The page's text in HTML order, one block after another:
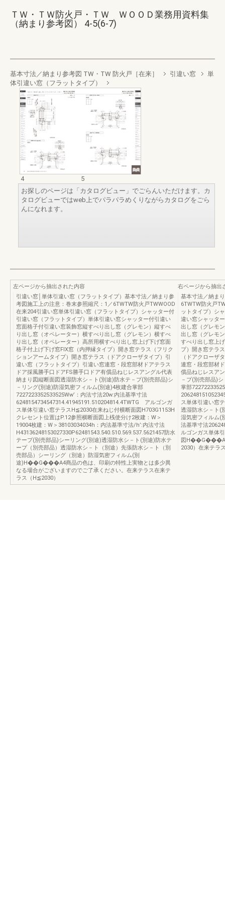
ＴＷ・ＴＷ防火戸・ＴＷ ＷＯＯＤ業務用資料集
（納まり参考図） 4-5(6-7)
基本寸法／納まり参考図 TW・TW 防火戸［在来］ 引違い窓
単
体引違い窓（フラットタイプ）
4
5
お探しのページは「カタログビュー」でごらんいただけます。カ
タログビューではweb上でパラパラめくりながらカタログをごら
んになれます。
左ページから抽出された内容
引違い窓│単体引違い窓（フラットタイプ）基本寸法／納まり参
考図施工上の注意：巻末参照縮尺：1／6TWTW防火戸TWWOOD
在来204引違い窓単体引違い窓（フラットタイプ）シャッター付
引違い窓（フラットタイプ）単体引違い窓シャッター付引違い
窓面格子付引違い窓装飾窓縦すべり出し窓（グレモン）縦すべ
り出し窓（オペレーター）横すべり出し窓（グレモン）横すべ
り出し窓（オペレーター）高所用横すべり出し窓上げ下げ窓面
格子付上げ下げ窓FIX窓（内押縁タイプ）開き窓テラス（フリク
ションアームタイプ）開き窓テラス（ドアクローザタイプ）引
違い窓（フラットタイプ）引違い窓連窓・段窓部材ドアテラス
ドア採風勝手口ドアFS勝手口ドア有償品ねじレスアングル代表
納まり図縦断面図透湿防水シ－ト(別途)防水テ－プ(別売部品)シ
－リング(別途)防湿気密フィルム(別途)4枚建合掌部
7227223352533525Ww’：内法寸法20w:内法基準寸法
6248154734547314.41945191.510204814.4TWTG アルゴンガ
ス単体引違い窓テラスH≦2030在来ねじ付横断面図H703G1153H
クレセント位置はP.12参照横断面図上桟使分け2枚建：W＞
19004枚建：W＞38103034034h：内法基準寸法/h’:内法寸法
H43136248153027330P62481543.540.510.569.537.5621457防水
テープ(別売部品)シーリング(別途)透湿防水シ－ト(別途)防水テ
ープ（別売部品）透湿防水シ－ト（別途）先張防水シ－ト（別
売部品）シーリング（別途）防湿気密フィルム(別
途)H��G���A4商品の色は、印刷の特性上実物とは多少異
なる場合がございますのでご了承ください。在来テラス在来テ
ラス（H≦2030）
右ページから抽出
基本寸法／納ま
6TWTW防火戸
ットタイプ）シ
違い窓シャッタ
出し窓（グレモ
出し窓（グレモ
すべり出し窓上
プ）開き窓テラ
（ドアクローザ
連窓・段窓部材
償品ねじレスア
－プ(別売部品)
掌部
ス単体引違い窓
透湿防水シ－ト(
湿気密フィルム(
法基準寸法
ルゴンガス単体
図
2030）在来テラ